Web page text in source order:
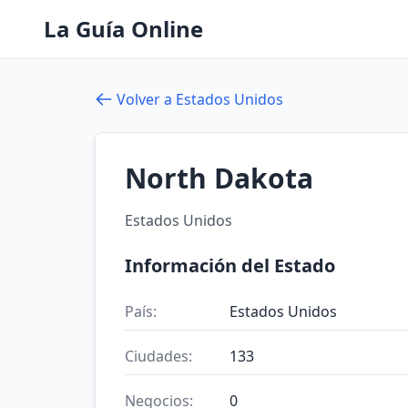
La Guía Online
Volver a Estados Unidos
North Dakota
Estados Unidos
Información del Estado
País: Estados Unidos
Ciudades: 133
Negocios: 0